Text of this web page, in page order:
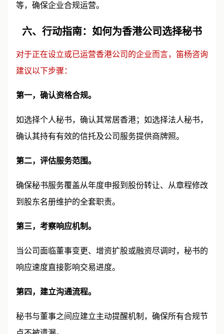
等，确保企业合规运营。
六、行动指南：如何为香港公司选择秘书
对于正在设立或已运营香港公司的企业而言，笛杨咨询
建议以下步骤：
第一，确认资格合规。
如选择个人秘书，确认其常居香港；如选择法人秘书，
确认其持有有效的信托及公司服务提供商牌照。
第二，评估服务范围。
确保秘书服务覆盖从年度申报到股份转让、从章程修改
到股东名册维护的全套职责。
第三，考察响应机制。
当公司面临董事变更、增资扩股或融资尽调时，秘书的
响应速度直接影响交易进度。
第四，建立沟通流程。
秘书与董事之间应建立主动提醒机制，确保所有合规节